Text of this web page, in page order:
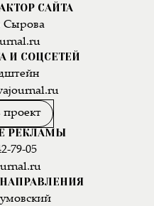
САЙТА
Сырова
И СОЦСЕТЕЙ
проект
РЕКЛАМЫ
79-05